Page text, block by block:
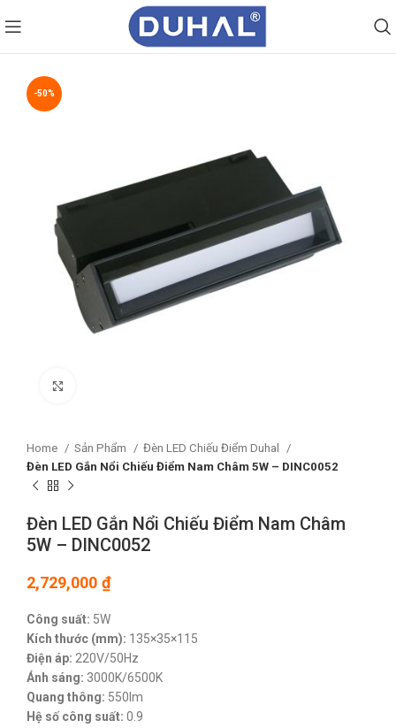
-50%
Home Sản Phẩm
Đèn LED Chiếu Điểm Duhal
Đèn LED Gắn Nổi Chiếu Điểm Nam Châm 5W – DINC0052
Đèn LED Gắn Nổi Chiếu Điểm Nam Châm
5W – DINC0052
2,729,000 ₫
Công suất: 5W
Kích thước (mm): 135×35×115
Điện áp: 220V/50Hz
Ánh sáng: 3000K/6500K
Quang thông: 550lm
Hệ số công suất: 0.9